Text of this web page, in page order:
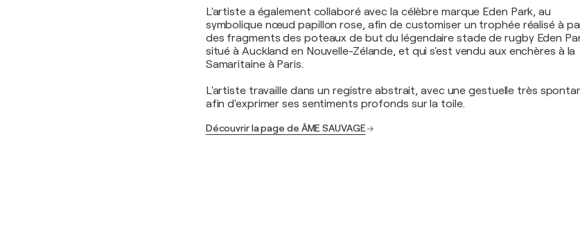
L'artiste a également collaboré avec la célèbre marque Eden Park, au
symbolique nœud papillon rose, afin de customiser un trophée réalisé à
des fragments des poteaux de but du légendaire stade de rugby Eden
situé à Auckland en Nouvelle-Zélande, et qui s'est vendu aux enchères à la
Samaritaine à Paris.
L'artiste travaille dans un registre abstrait, avec une gestuelle très
afin d'exprimer ses sentiments profonds sur la toile.
Découvrir la page de ÂME SAUVAGE